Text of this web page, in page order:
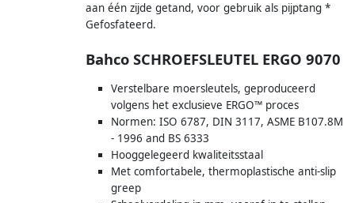
aan één zijde getand, voor gebruik als pijptang *
Gefosfateerd.
Bahco SCHROEFSLEUTEL ERGO 9070
Verstelbare moersleutels, geproduceerd
volgens het exclusieve ERGO™ proces
Normen: ISO 6787, DIN 3117, ASME B107.8M
- 1996 and BS 6333
Hooggelegeerd kwaliteitsstaal
Met comfortabele, thermoplastische anti-slip
greep